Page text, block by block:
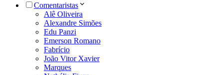
Comentaristas
Alê Oliveira
Alexandre Simões
Edu Panzi
Emerson Romano
Fabrício
João Vitor Xavier
Marques